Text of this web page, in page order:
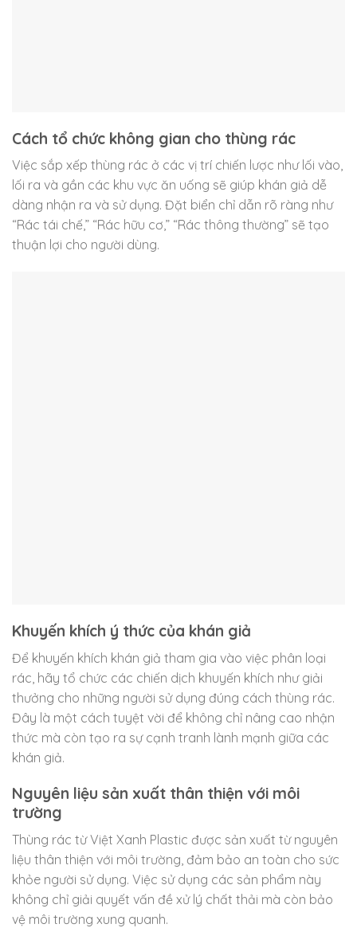
Cách tổ chức không gian cho thùng rác
Việc sắp xếp thùng rác ở các vị trí chiến lược như lối vào,
lối ra và gần các khu vực ăn uống sẽ giúp khán giả dễ
dàng nhận ra và sử dụng. Đặt biển chỉ dẫn rõ ràng như
“Rác tái chế,” “Rác hữu cơ,” “Rác thông thường” sẽ tạo
thuận lợi cho người dùng.
Khuyến khích ý thức của khán giả
Để khuyến khích khán giả tham gia vào việc phân loại
rác, hãy tổ chức các chiến dịch khuyến khích như giải
thưởng cho những người sử dụng đúng cách thùng rác.
Đây là một cách tuyệt vời để không chỉ nâng cao nhận
thức mà còn tạo ra sự cạnh tranh lành mạnh giữa các
khán giả.
Nguyên liệu sản xuất thân thiện với môi
trường
Thùng rác từ Việt Xanh Plastic được sản xuất từ nguyên
liệu thân thiện với môi trường, đảm bảo an toàn cho sức
khỏe người sử dụng. Việc sử dụng các sản phẩm này
không chỉ giải quyết vấn đề xử lý chất thải mà còn bảo
vệ môi trường xung quanh.